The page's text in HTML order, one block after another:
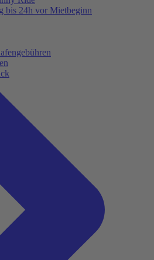
bis 24h vor Mietbeginn